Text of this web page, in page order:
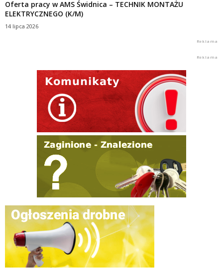
Oferta pracy w AMS Świdnica – TECHNIK MONTAŻU
ELEKTRYCZNEGO (K/M)
14 lipca 2026